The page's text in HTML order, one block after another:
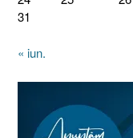
31
« iun.